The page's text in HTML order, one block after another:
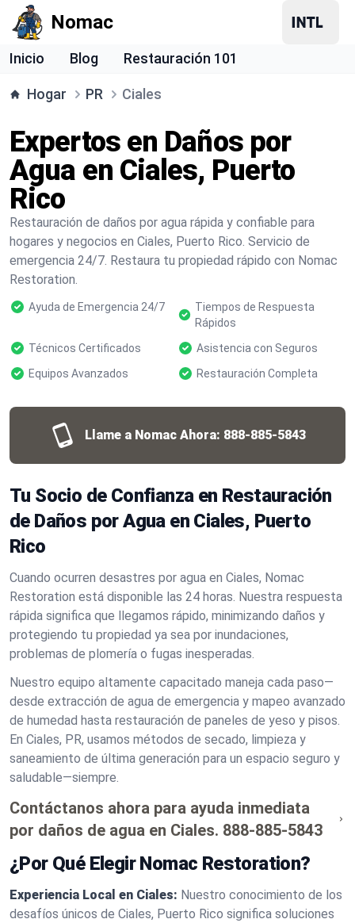
Nomac
Inicio Blog Restauración 101
Hogar PR Ciales
Expertos en Daños por
Agua en Ciales, Puerto
Rico
Restauración de daños por agua rápida y confiable para
hogares y negocios en Ciales, Puerto Rico. Servicio de
emergencia 24/7. Restaura tu propiedad rápido con Nomac
Restoration.
Ayuda de Emergencia 24/7
Tiempos de Respuesta
Rápidos
Técnicos Certificados
Asistencia con Seguros
Equipos Avanzados
Restauración Completa
Llame a Nomac Ahora: 888-885-5843
Tu Socio de Confianza en Restauración
de Daños por Agua en Ciales, Puerto
Rico
Cuando ocurren desastres por agua en Ciales, Nomac
Restoration está disponible las 24 horas. Nuestra respuesta
rápida significa que llegamos rápido, minimizando daños y
protegiendo tu propiedad ya sea por inundaciones,
problemas de plomería o fugas inesperadas.
Nuestro equipo altamente capacitado maneja cada paso—
desde extracción de agua de emergencia y mapeo avanzado
de humedad hasta restauración de paneles de yeso y pisos.
En Ciales, PR, usamos métodos de secado, limpieza y
saneamiento de última generación para un espacio seguro y
saludable—siempre.
Contáctanos ahora para ayuda inmediata
por daños de agua en Ciales. 888-885-5843
¿Por Qué Elegir Nomac Restoration?
Experiencia Local en Ciales: Nuestro conocimiento de los
desafíos únicos de Ciales, Puerto Rico significa soluciones